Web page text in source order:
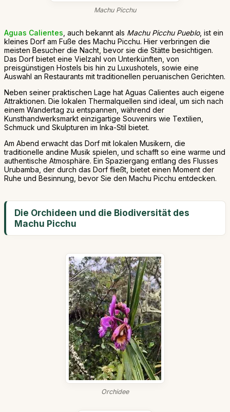
Machu Picchu
Aguas Calientes , auch bekannt als Machu Picchu Pueblo, ist ein
kleines Dorf am Fuße des Machu Picchu. Hier verbringen die
meisten Besucher die Nacht, bevor sie die Stätte besichtigen.
Das Dorf bietet eine Vielzahl von Unterkünften, von
preisgünstigen Hostels bis hin zu Luxushotels, sowie eine
Auswahl an Restaurants mit traditionellen peruanischen Gerichten.
Neben seiner praktischen Lage hat Aguas Calientes auch eigene
Attraktionen. Die lokalen Thermalquellen sind ideal, um sich nach
einem Wandertag zu entspannen, während der
Kunsthandwerksmarkt einzigartige Souvenirs wie Textilien,
Schmuck und Skulpturen im Inka-Stil bietet.
Am Abend erwacht das Dorf mit lokalen Musikern, die
traditionelle andine Musik spielen, und schafft so eine warme und
authentische Atmosphäre. Ein Spaziergang entlang des Flusses
Urubamba, der durch das Dorf fließt, bietet einen Moment der
Ruhe und Besinnung, bevor Sie den Machu Picchu entdecken.
Die Orchideen und die Biodiversität des
Machu Picchu
Orchidee